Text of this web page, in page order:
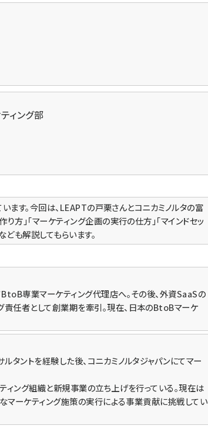
ィング部
す。今回は、LEAPTの戸栗さんとコニカミノルタの富
方」「マーケティング企画の実行の仕方」「マインドセッ
ども解説してもらいます。
専業マーケティング代理店へ。その後、外資SaaSの
任者として創業期を牽引。現在、日本のBtoBマーケ
タントを経験した後、コニカミノルタジャパンにてマー
ィング組織と新規事業の立ち上げを行っている。現在は
マーケティング施策の実行による事業貢献に挑戦してい